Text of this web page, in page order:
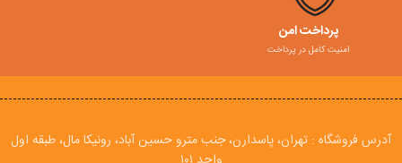
پرداخت امن
امنیت کامل در پرداخت
آدرس فروشگاه : تهران، پاسدارن، جنب مترو حسین آباد، رونیکا مال، طبقه اول